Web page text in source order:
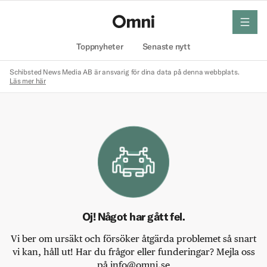
Toppnyheter Senaste nytt
meny
Schibsted News Media AB är ansvarig för dina data på denna webbplats.
Läs mer här
Oj! Något har gått fel.
Vi ber om ursäkt och försöker åtgärda problemet så snart
vi kan, håll ut! Har du frågor eller funderingar? Mejla oss